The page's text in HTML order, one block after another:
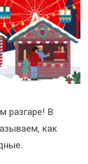
разгаре! В
как